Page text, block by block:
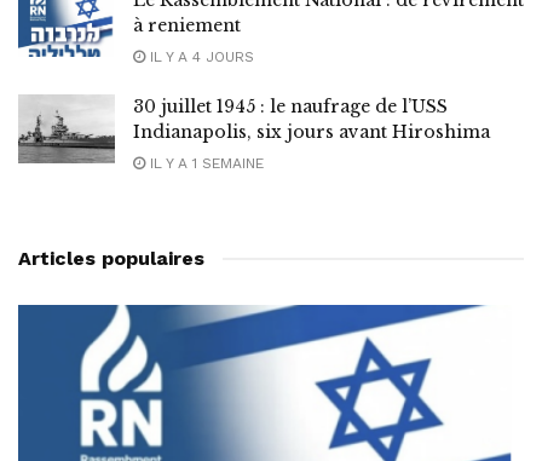
à reniement
IL Y A 4 JOURS
30 juillet 1945 : le naufrage de l’USS
Indianapolis, six jours avant Hiroshima
IL Y A 1 SEMAINE
Articles populaires